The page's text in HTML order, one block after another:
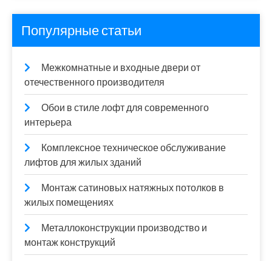
Популярные статьи
Межкомнатные и входные двери от
отечественного производителя
Обои в стиле лофт для современного
интерьера
Комплексное техническое обслуживание
лифтов для жилых зданий
Монтаж сатиновых натяжных потолков в
жилых помещениях
Металлоконструкции производство и
монтаж конструкций